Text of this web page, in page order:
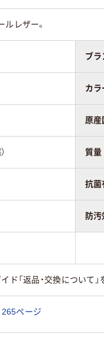
ルレザー。
ブラ
カラ
原産
質量
抗菌
防
ド「返品・交換について
265ページ